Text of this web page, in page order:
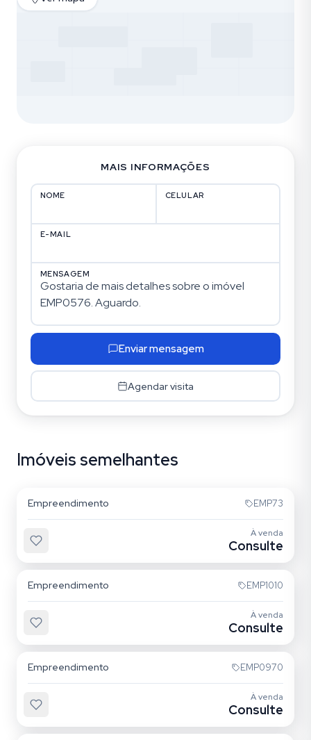
MAIS INFORMAÇÕES
NOME CELULAR
E-MAIL
MENSAGEM
Enviar mensagem
Agendar visita
Imóveis semelhantes
Jardim Anália Franco
Empreendimento EMP73
À venda
Consulte
Empreendimento EMP1010
À venda
Consulte
Empreendimento EMP0970
À venda
Consulte